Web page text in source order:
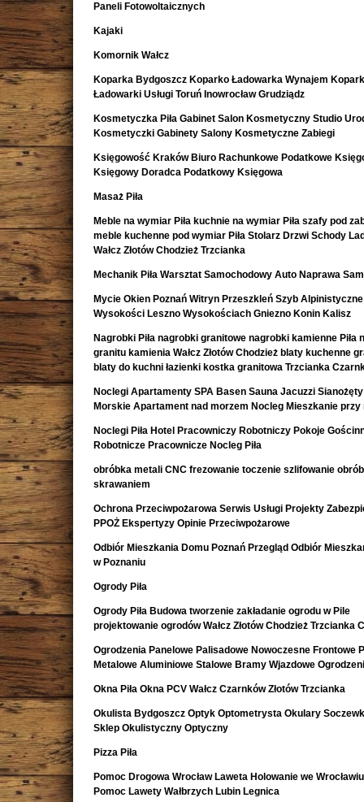
Paneli Fotowoltaicznych
Kajaki
Komornik Wałcz
Koparka Bydgoszcz Koparko Ładowarka Wynajem
Ładowarki Usługi Toruń Inowrocław Grudziądz
Kosmetyczka Piła Gabinet Salon Kosmetyczny Studio
Kosmetyczki Gabinety Salony Kosmetyczne Zabiegi
Księgowość Kraków Biuro Rachunkowe Podatkowe
Księgowy Doradca Podatkowy Księgowa
Masaż Piła
Meble na wymiar Piła kuchnie na wymiar Piła szafy pod
meble kuchenne pod wymiar Piła Stolarz Drzwi Schody
Wałcz Złotów Chodzież Trzcianka
Mechanik Piła Warsztat Samochodowy Auto Naprawa
Mycie Okien Poznań Witryn Przeszkleń Szyb
Wysokości Leszno Wysokościach Gniezno Konin Kalisz
Nagrobki Piła nagrobki granitowe nagrobki kamienne Piła
granitu kamienia Wałcz Złotów Chodzież blaty kuchenne
blaty do kuchni łazienki kostka granitowa Trzcianka
Noclegi Apartamenty SPA Basen Sauna Jacuzzi
Morskie Apartament nad morzem Nocleg Mieszkanie przy
Noclegi Piła Hotel Pracowniczy Robotniczy Pokoje
Robotnicze Pracownicze Nocleg Piła
obróbka metali CNC frezowanie toczenie szlifowanie
skrawaniem
Ochrona Przeciwpożarowa Serwis Usługi Projekty
PPOŻ Ekspertyzy Opinie Przeciwpożarowe
Odbiór Mieszkania Domu Poznań Przegląd Odbiór
w Poznaniu
Ogrody Piła
Ogrody Piła Budowa tworzenie zakładanie ogrodu w Pile
projektowanie ogrodów Wałcz Złotów Chodzież Trzcianka
Ogrodzenia Panelowe Palisadowe Nowoczesne Frontowe
Metalowe Aluminiowe Stalowe Bramy Wjazdowe
Okna Piła Okna PCV Wałcz Czarnków Złotów Trzcianka
Okulista Bydgoszcz Optyk Optometrysta Okulary
Sklep Okulistyczny Optyczny
Pizza Piła
Pomoc Drogowa Wrocław Laweta Holowanie we
Pomoc Lawety Wałbrzych Lubin Legnica